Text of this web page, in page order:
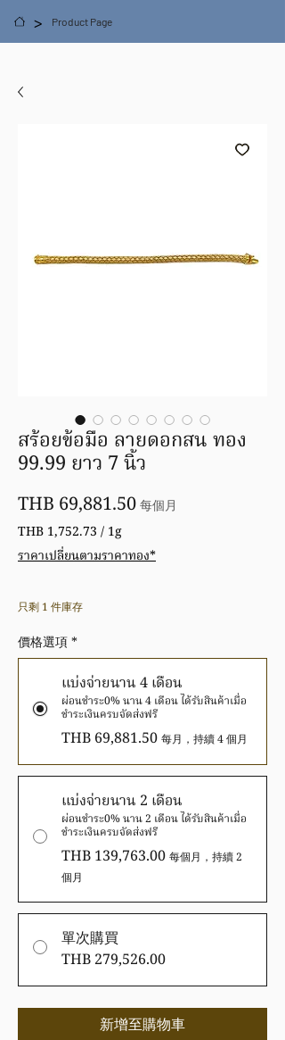
> Product Page
สร้อยข้อมือ ลายดอกสน ทอง
99.99 ยาว 7 นิ้ว
THB 69,881.50價
每個月
THB 1,752.73 / 1g
每
1
克
之
價
格
THB 1,752.73
ราคาเปลี่ยนตามราคาทอง*
只剩 1 件庫存
價格選項*
แบ่งจ่ายนาน 4 เดือน
ผ่อนชำระ0% นาน 4 เดือน ได้รับสินค้าเมื่อ
ชำระเงินครบจัดส่งฟรี
THB 69,881.50 每月，持續 4 個月
แบ่งจ่ายนาน 2 เดือน
ผ่อนชำระ0% นาน 2 เดือน ได้รับสินค้าเมื่อ
ชำระเงินครบจัดส่งฟรี
THB 139,763.00 每個月，持續 2
個月
單次購買
THB 279,526.00
新增至購物車